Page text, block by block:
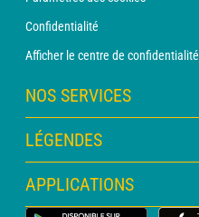
Confidentialité
Afficher le centre de confidentialité
NOS SERVICES
Abonnement METEO Xpert
Abonnement METEO PRO
Consultation avec un prévisionniste
LÉGENDES
Légende des cartes
Légende des pictogrammes
APPLICATIONS